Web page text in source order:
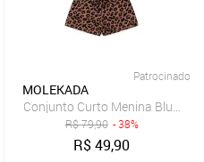
Mini Preto
Patrocinado
MOLEKADA
Conjunto Curto Menina Blusa e
R$79,90 - 38%
R$49,90